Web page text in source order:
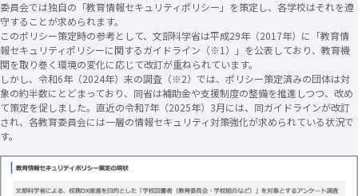
委員会では独自の「教育情報セキュリティポリシー」を策定し、各学校はそれを遵
守することが求められます。
このポリシー策定時の参考として、文部科学省は平成29年（2017年）に「教育情
報セキュリティポリシーに関するガイドライン（※1）」を公表しており、教育機
関を取り巻く環境の変化に応じて改訂が重ねられています。
しかし、令和6年（2024年）末の調査（※2）では、ポリシー策定済みの団体は対
象の約半数にとどまっており、同省は補助金や支援制度の整備を推進しつつ、改め
て策定を促しました。直近の令和7年（2025年）3月には、同ガイドラインが改訂
され、各教育委員会には一層の情報セキュリティ対策強化が求められている状況で
す。